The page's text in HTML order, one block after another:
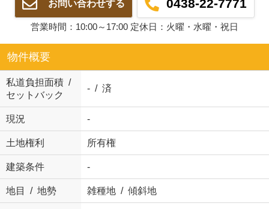
お問い合わせする 0438-22-7771
営業時間：10:00～17:00 定休日：火曜・水曜・祝日
物件概要
私道負担面積 /
セットバック
- / 済
現況 -
土地権利 所有権
建築条件 -
地目 / 地勢 雑種地 / 傾斜地